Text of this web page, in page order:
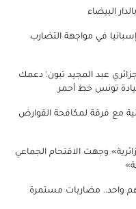
البيضاء
في مواجهة التضارب
عبد المجيد تبون: دعمك
تونس خط أحمر
مع فرقة لمكافحة القوارض
وجهت الاقتحام الجماعي
واحد.. مضاربات مستمرة